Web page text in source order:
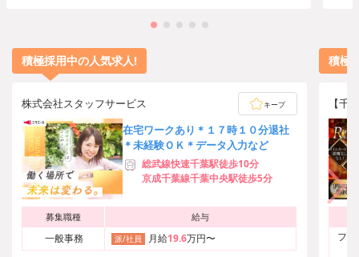
積極採用中の人気求人!
株式会社スタッフサービス キープ
在宅ワークあり＊１７時１０分退社
＊未経験ＯＫ＊データ入力など
総武線快速千葉駅徒歩10分
京成千葉線千葉中央駅徒歩5分
募集職種 給与
一般事務 派/社員 月給19.6万円〜
積極
【千
フ